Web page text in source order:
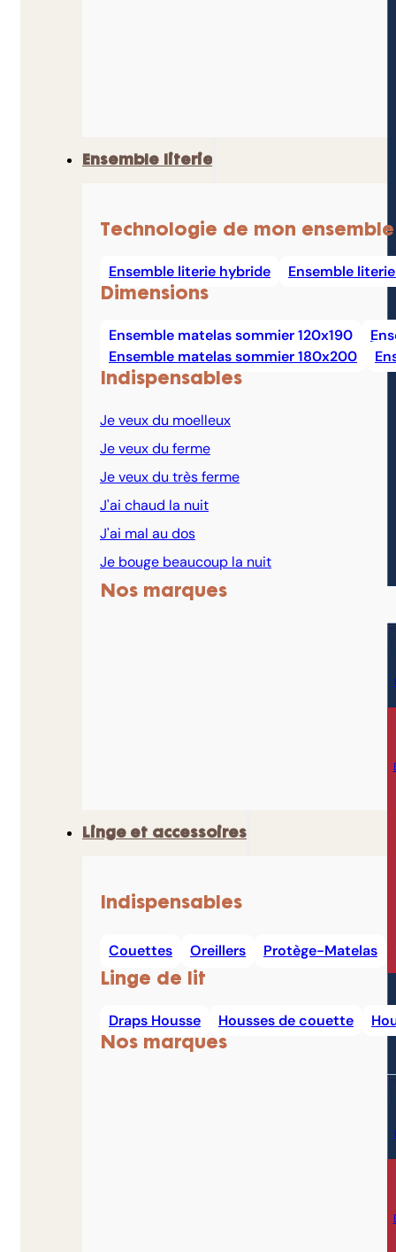
Ensemble literie
Technologie de mon ensemble
Ensemble literie hybride Ensemble
Dimensions
Ensemble matelas sommier 120x190
Ensemble matelas sommier 180x200
Indispensables
Je veux du moelleux
Je veux du ferme
Je veux du très ferme
J'ai chaud la nuit
J'ai mal au dos
Je bouge beaucoup la nuit
Nos marques
Linge et accessoires
Indispensables
Couettes Oreillers Protège-Matelas
Linge de lit
Draps Housse Housses de couette
Nos marques